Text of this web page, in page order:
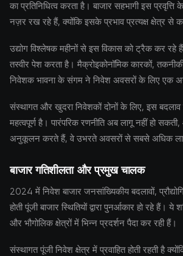
का प्रतिनिधित्व करता है। बाजार सहभागी इस प्रवृत्ति
नज़र रख रहे हैं, क्योंकि इसके प्रभाव प्रत्यक्ष क्षेत्र
उद्योग विश्लेषक महीनों से इस विकास को ट्रैक कर
तस्वीर पेश करता है। मैक्रोइकोनॉमिक कारकों,
निवेशक भावना के संगम ने निवेश अवसरों के लिए एक
संस्थागत और खुदरा निवेशकों दोनों के लिए, इस बदलाव
महत्वपूर्ण है। पारंपरिक रणनीति अब लागू नहीं हो
अनुकूलन करते हैं, वे उभरते अवसरों से सबसे अधिक
बाजार गतिशीलता और प्रमुख चालक
2024 में निवेश बाजार जनसांख्यिकीय बदलावों,
होती पूंजी बाजार स्थितियों द्वारा पुनर्आकार हो रहे हैं। ये
और भौगोलिक क्षेत्रों में भिन्न प्रदर्शन पैदा कर रही हैं।
संस्थागत पूंजी निवेश क्षेत्र में प्रवाहित होती रहती है